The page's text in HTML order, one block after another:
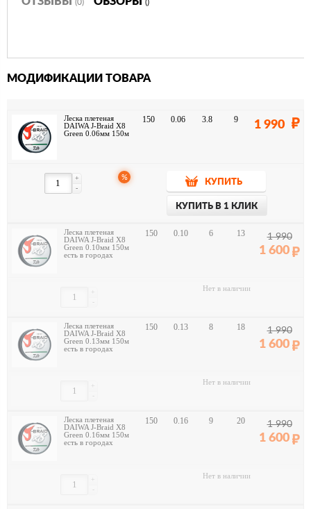
(0) ()
МОДИФИКАЦИИ ТОВАРА
Леска плетеная
DAIWA J-Braid X8
Green 0.06мм 150м
150 0.06 3.8 9 1 990
-
+ %
КУПИТЬ
КУПИТЬ В 1 КЛИК
Леска плетеная
DAIWA J-Braid X8
Green 0.10мм 150м
есть в городах
150 0.10 6 13 1 990
1 600
-
+ Нет в наличии
Леска плетеная
DAIWA J-Braid X8
Green 0.13мм 150м
есть в городах
150 0.13 8 18 1 990
1 600
-
+ Нет в наличии
Леска плетеная
DAIWA J-Braid X8
Green 0.16мм 150м
есть в городах
150 0.16 9 20 1 990
1 600
-
+ Нет в наличии